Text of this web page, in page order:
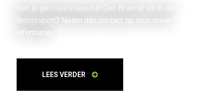
Ben je geïnteresseerd in Den Briemer en in de
tennissport? Neem dan contact op voor meer
informatie.
LEES VERDER